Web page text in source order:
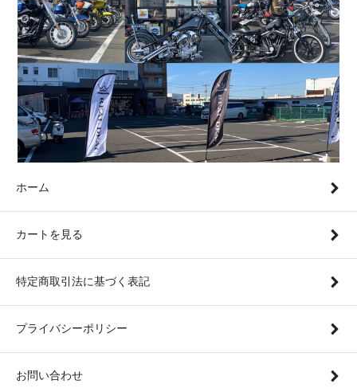
ホーム
カートを見る
特定商取引法に基づく表記
プライバシーポリシー
お問い合わせ